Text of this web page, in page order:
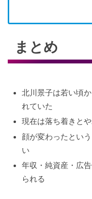
まとめ
北川景子は若い頃
れていた
現在は落ち着きと
顔が変わったとい
い
年収・純資産・広
られる